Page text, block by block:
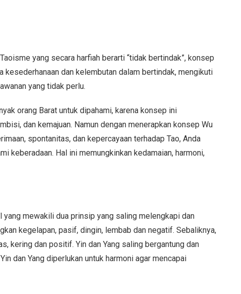
yang secara harfiah berarti “tidak bertindak”, konsep
kesederhanaan dan kelembutan dalam bertindak, mengikuti
yang tidak perlu.
orang Barat untuk dipahami, karena konsep ini
dan kemajuan. Namun dengan menerapkan konsep Wu
spontanitas, dan kepercayaan terhadap Tao, Anda
keberadaan. Hal ini memungkinkan kedamaian, harmoni,
yang mewakili dua prinsip yang saling melengkapi dan
kegelapan, pasif, dingin, lembab dan negatif. Sebaliknya,
kering dan positif. Yin dan Yang saling bergantung dan
dan Yang diperlukan untuk harmoni agar mencapai